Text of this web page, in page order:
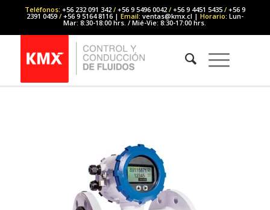
Teléfonos: +56 232 091 342 /+56 9 5496 0042 /+56 9 4451 5435 /+56 9
2391 0459 /+56 9 5164 8116 | Email: ventas@kmx.cl | Horario: Lun-
Mar: 8:30-18:00 hrs. / Mié-Vie: 8:30-17:00 hrs.